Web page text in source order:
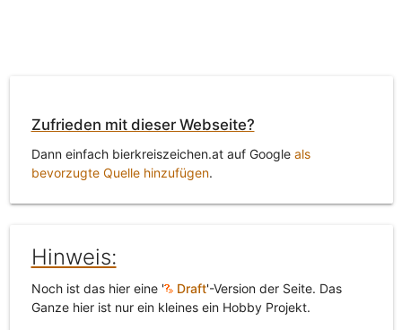
Zufrieden mit dieser Webseite?
Dann einfach bierkreiszeichen.at auf Google als
bevorzugte Quelle hinzufügen.
Hinweis:
Noch ist das hier eine ' Draft'-Version der Seite. Das
Ganze hier ist nur ein kleines ein Hobby Projekt.